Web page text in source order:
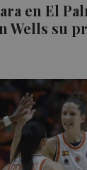
en El
Wells su